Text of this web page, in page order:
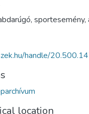
, sportesemény,
handle/
location